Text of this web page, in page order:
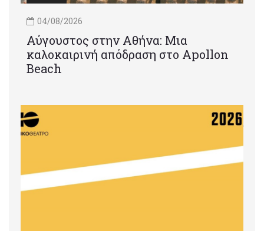
04/08/2026
Αύγουστος στην Αθήνα: Μια
καλοκαιρινή απόδραση στο Apollon
Beach